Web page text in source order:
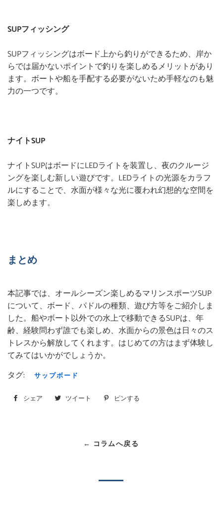
SUPフィッシング
SUPフィッシングはボード上から釣りができるため、岸か
らでは届かないポイントで釣りを楽しめるメリットがあり
ます。ボートや船を手配する必要がないため手軽なのも魅
力の一つです。
ナイトSUP
ナイトSUPはボードにLEDライトを装置し、夜のクルージ
ングを楽しむ新しい遊びです。LEDライトの光源をカラフ
ルにすることで、水面が様々な光に覆われ幻想的な空間を
楽しめます。
まとめ
本記事では、オールシーズン楽しめるマリンスポーツSUP
について、ボード、パドルの種類、遊び方等をご紹介しま
した。船やボート以外での水上で移動できるSUPは、年
齢、経験問わず誰でも楽しめ、水面からの景色は日々のス
トレスから解放してくれます。はじめての方はまず体験し
てみてはいかがでしょうか。
タグ:
サップボード
シェア
Facebookツイート
Twitter
稿
ピンする
← コラムへ戻る